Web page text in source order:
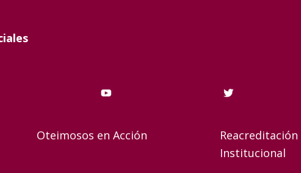
Oteimosos en Acción
Reacreditación
Institucional